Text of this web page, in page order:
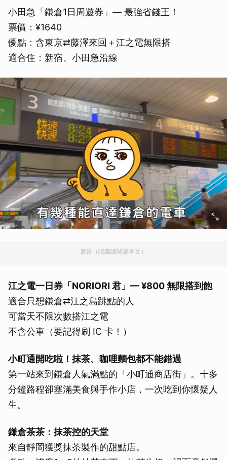
小田急「鎌倉1日周遊券」— 最強省錢王！
票價：¥1640
優點：含東京⇄藤澤來回＋江之電無限搭
適合住：新宿、小田急沿線
廣告（請繼續閱讀本文）
江之電一日券「NORIORI 君」— ¥800 無限搭到飽
適合只想鎌倉⇄江之島跳點的人
可當天不限次數搭江之電
不含公車（要記得刷 IC 卡！）
小町通開吃啦！抹茶、咖哩麵包都不能錯過
第一站來到鎌倉人氣滿點的「小町通商店街」。十多
分鐘路程卻塞滿美食與手作小店，一次吃到你懷疑人
生。
鎌倉茶茶：抹茶控的天堂
來自靜岡獲獎抹茶製作的甜點店。